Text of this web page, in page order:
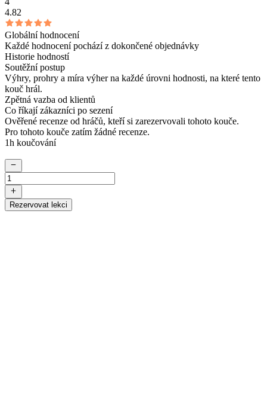
4.82
Globální hodnocení
Každé hodnocení pochází z dokončené objednávky
Historie hodností
Soutěžní postup
Výhry, prohry a míra výher na každé úrovni hodnosti, na které tento
kouč hrál.
Zpětná vazba od klientů
Co říkají zákazníci po sezení
Ověřené recenze od hráčů, kteří si zarezervovali tohoto kouče.
Pro tohoto kouče zatím žádné recenze.
1h koučování
Rezervovat lekci